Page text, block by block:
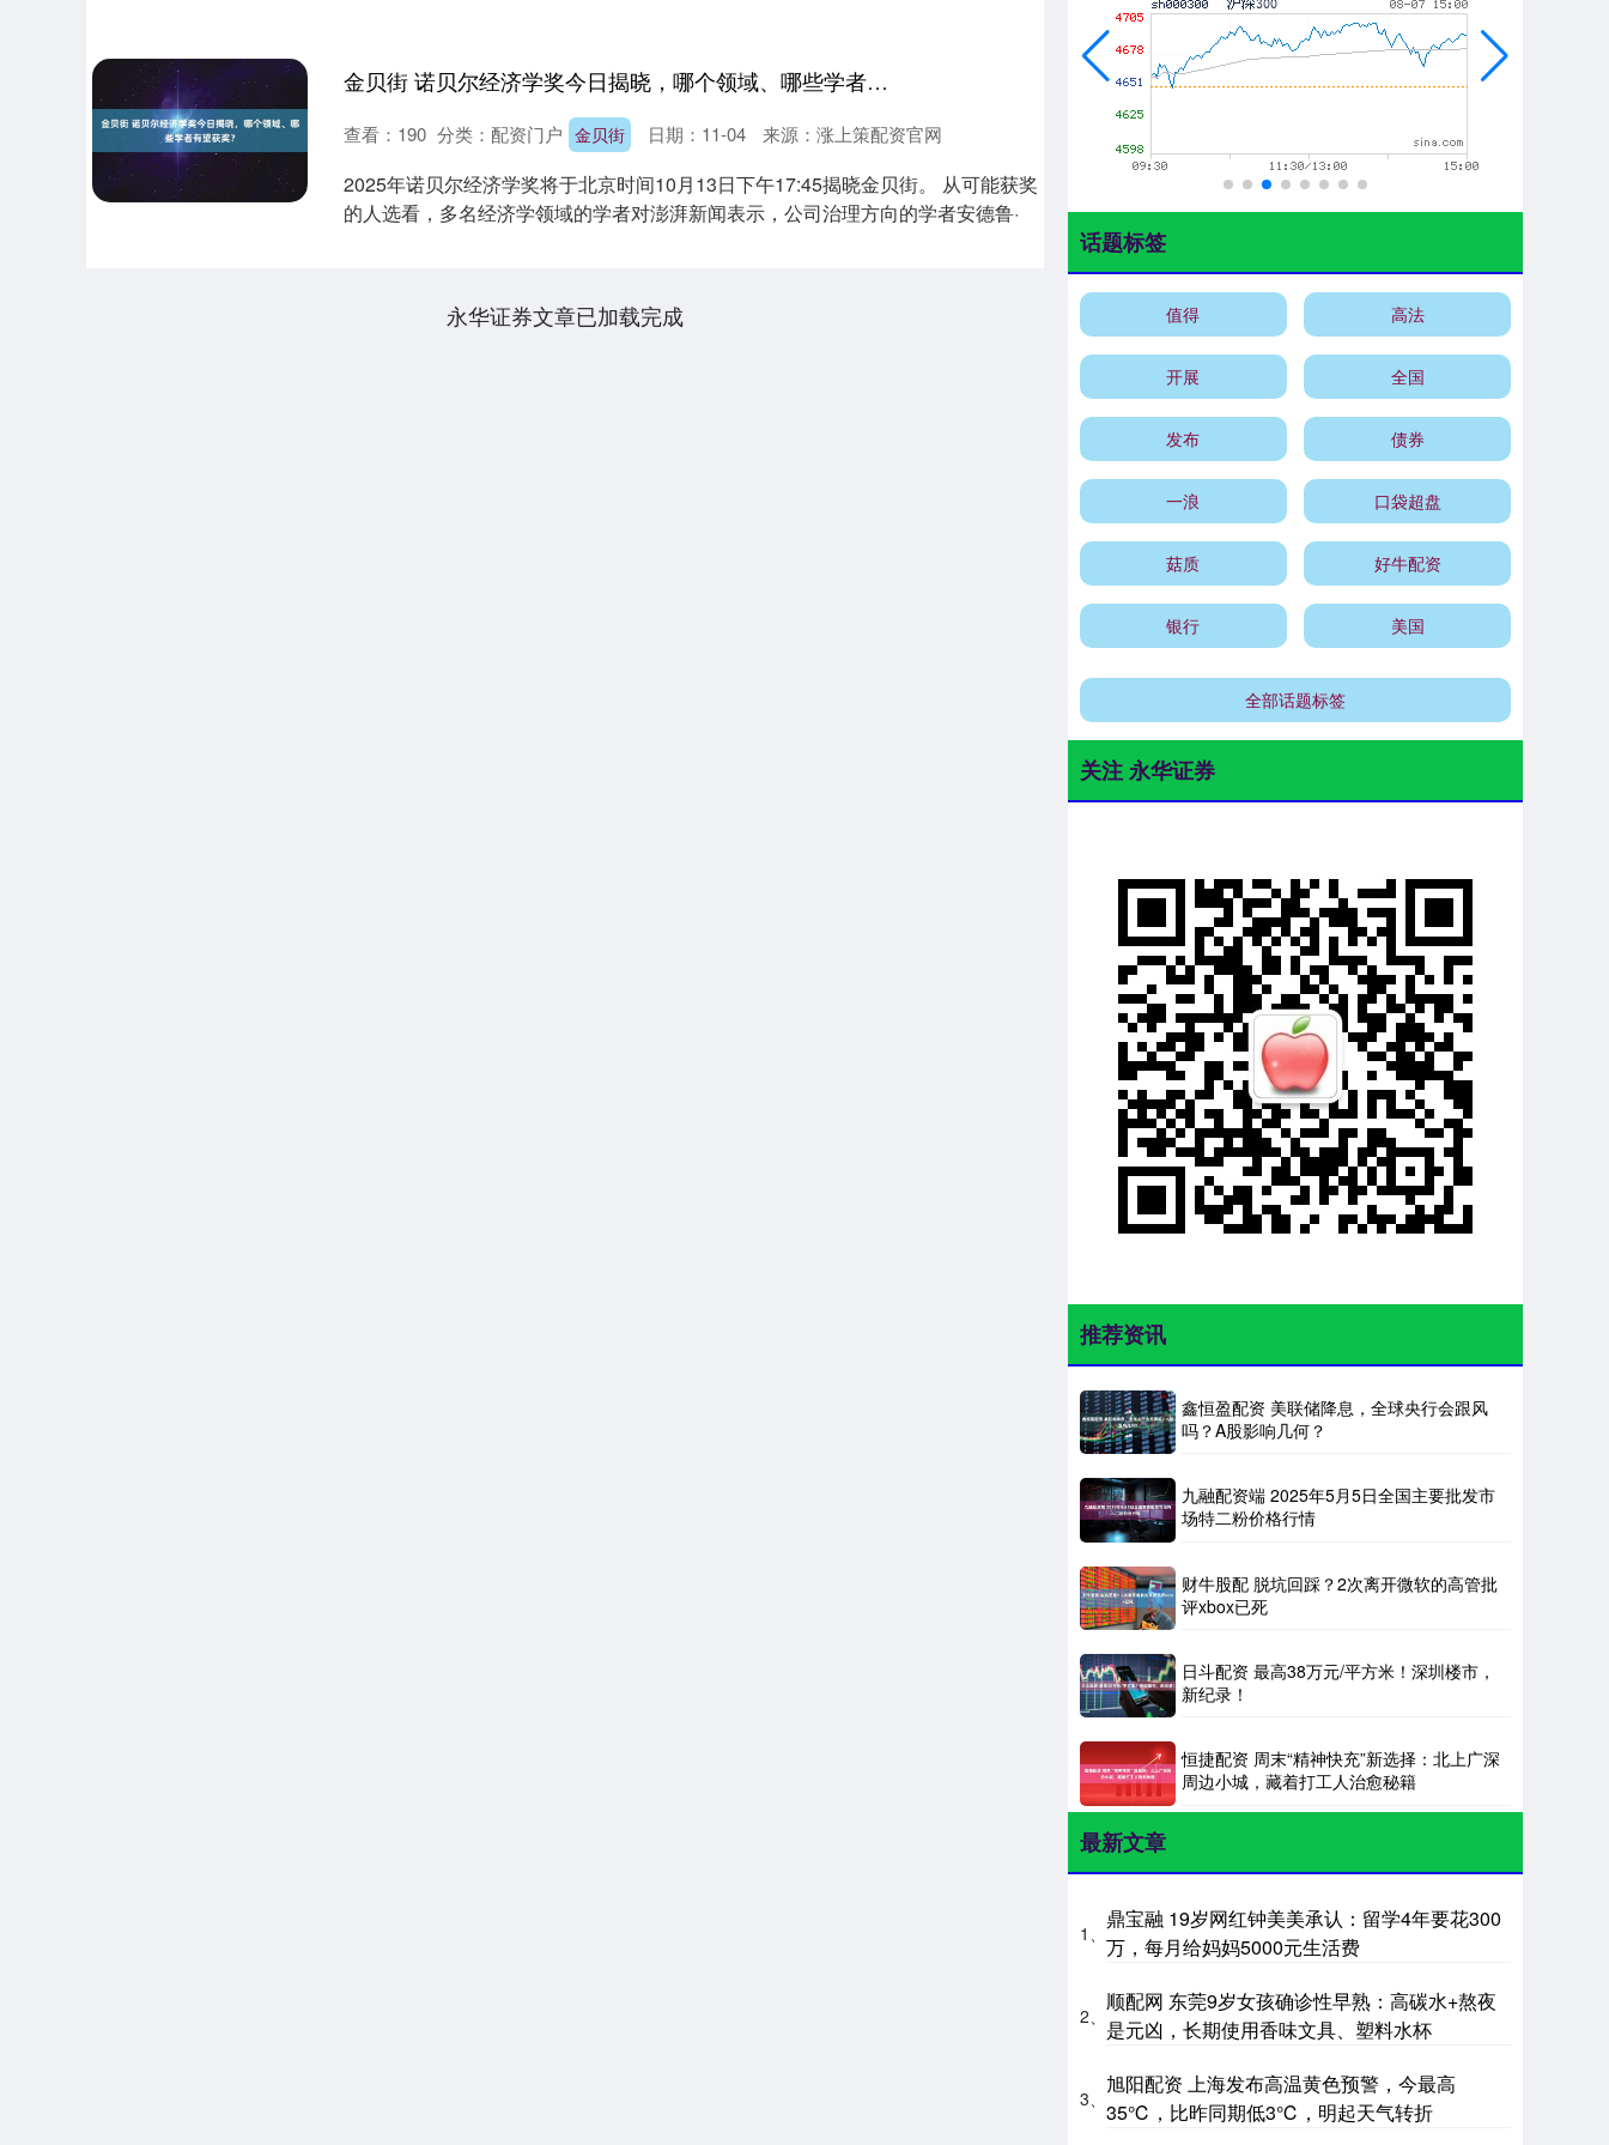
金贝街 诺贝尔经济学奖今日揭晓，哪个领域、哪些学者有望获奖？
金贝街 日期：11-04 来源：涨上策配资官网
查看： 190 分类： 配资门户
2025年诺贝尔经济学奖将于北京时间10月13日下午17:45揭晓金贝街。 从可能获奖
的人选看，多名经济学领域的学者对澎湃新闻表示，公司治理方向的学者安德鲁·
永华证券文章已加载完成
话题标签
值得 高法
开展 全国
发布 债券
一浪 口袋超盘
菇质 好牛配资
银行 美国
全部话题标签
关注 永华证券
推荐资讯
鑫恒盈配资 美联储降息，全球央行会跟风
吗？A股影响几何？
九融配资端 2025年5月5日全国主要批发市
场特二粉价格行情
财牛股配 脱坑回踩？2次离开微软的高管批
评xbox已死
日斗配资 最高38万元/平方米！深圳楼市，
新纪录！
恒捷配资 周末“精神快充”新选择：北上广深
周边小城，藏着打工人治愈秘籍
最新文章
1、
鼎宝融 19岁网红钟美美承认：留学4年要花300
万，每月给妈妈5000元生活费
2、
顺配网 东莞9岁女孩确诊性早熟：高碳水+熬夜
是元凶，长期使用香味文具、塑料水杯
3、
旭阳配资 上海发布高温黄色预警，今最高
35℃，比昨同期低3℃，明起天气转折